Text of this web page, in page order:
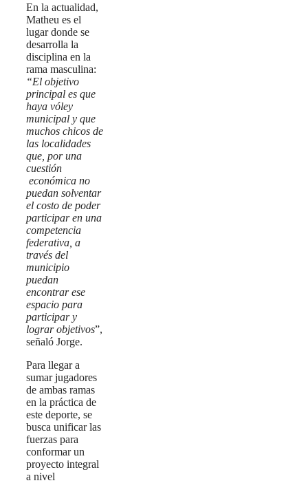
En la actualidad,
Matheu es el
lugar donde se
desarrolla la
disciplina en la
rama masculina:
“El objetivo
principal es que
haya vóley
municipal y que
muchos chicos de
las localidades
que, por una
cuestión
económica no
puedan solventar
el costo de poder
participar en una
competencia
federativa, a
través del
municipio
puedan
encontrar ese
espacio para
participar y
lograr objetivos”,
señaló Jorge.
Para llegar a
sumar jugadores
de ambas ramas
en la práctica de
este deporte, se
busca unificar las
fuerzas para
conformar un
proyecto integral
a nivel